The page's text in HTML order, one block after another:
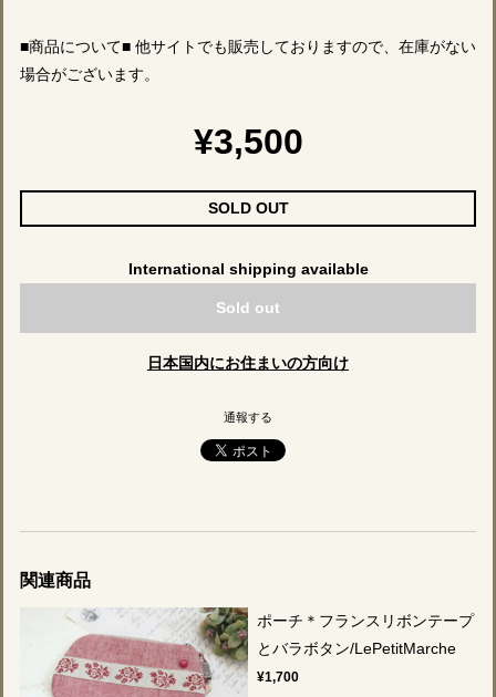
■商品について■ 他サイトでも販売しておりますので、在庫がない
場合がございます。
¥3,500
SOLD OUT
International shipping available
Sold out
日本国内にお住まいの方向け
通報する
関連商品
ポーチ＊フランスリボンテープ
とバラボタン/LePetitMarche
¥1,700